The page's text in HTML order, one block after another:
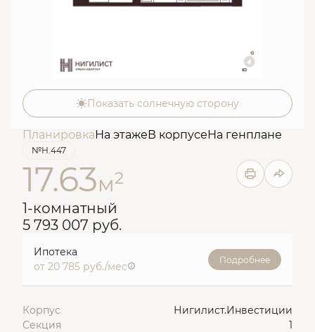
Показать солнечную сторону
ПланировкаНа этажеВ корпусеНа генплане
№Н.447
17.63м2
1-комнатный
5 793 007 руб.
Ипотека
от 20 785 руб./мес
Подробнее
Корпус
Нигилист.Инвестиции
Секция
1